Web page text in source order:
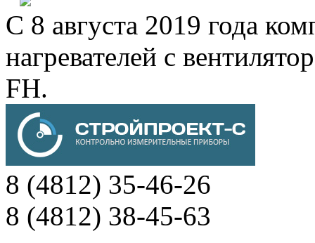
С 8 августа 2019 года
нагревателей с
FH.
8 (4812) 35-46-26
8 (4812) 38-45-63